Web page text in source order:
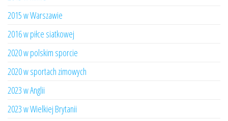
2015 w Warszawie
2016 w piłce siatkowej
2020 w polskim sporcie
2020 w sportach zimowych
2023 w Anglii
2023 w Wielkiej Brytanii